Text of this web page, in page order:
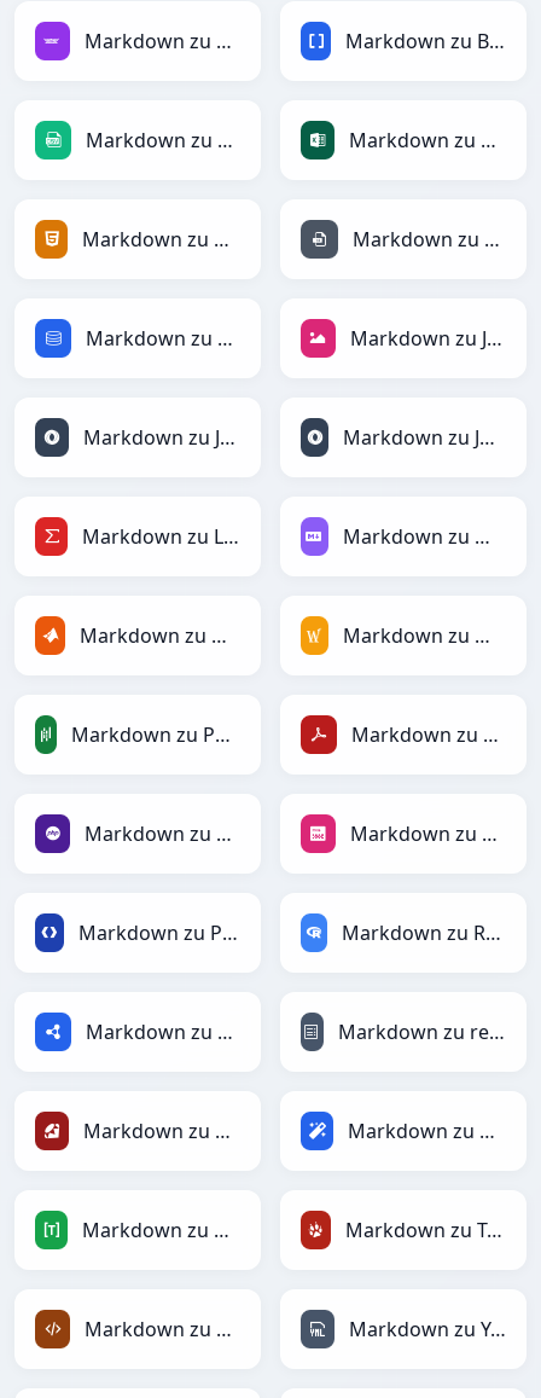
Markdown zu Avro Markdown zu BBCode
Markdown zu CSV Markdown zu Excel
Markdown zu HTML Markdown zu INI
Markdown zu SQL Markdown zu JPEG
Markdown zu JSON Markdown zu JSONLines
Markdown zu LaTeX Markdown zu Markdown
Markdown zu MATLAB Markdown zu MediaWiki
Markdown zu PandasDataFrame Markdown zu PDF
Markdown zu PHP Markdown zu PNG
Markdown zu Protobuf Markdown zu RDataFrame
Markdown zu RDF Markdown zu reStructuredText
Markdown zu Ruby Markdown zu Magic
Markdown zu TOML Markdown zu TracWiki
Markdown zu XML Markdown zu YAML